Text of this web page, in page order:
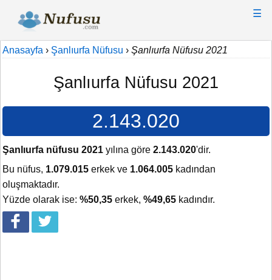
☰
Anasayfa › Şanlıurfa Nüfusu › Şanlıurfa Nüfusu 2021
Şanlıurfa Nüfusu 2021
2.143.020
Şanlıurfa nüfusu 2021 yılına göre 2.143.020'dir.
Bu nüfus, 1.079.015 erkek ve 1.064.005 kadından
oluşmaktadır.
Yüzde olarak ise: %50,35 erkek, %49,65 kadındır.